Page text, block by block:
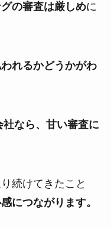
の審査は厳しめに
れるかどうかがわ
なら、甘い審査に
続けてきたこと
につながります。